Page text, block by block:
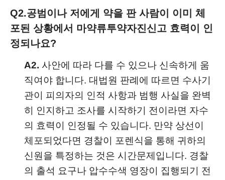
Q2.공범이나 저에게 약을 판 사람이 이미 체
포된 상황에서 마약류투약자진신고 효력이 인
정되나요?
A2. 사안에 따라 다를 수 있으나 신속하게 움
직여야 합니다. 대법원 판례에 따르면 수사기
관이 피의자의 인적 사항과 범행 사실을 완벽
히 인지하고 조사를 시작하기 전이라면 자수
의 효력이 인정될 수 있습니다. 만약 상선이
체포되었다면 경찰이 포렌식을 통해 귀하의
신원을 특정하는 것은 시간문제입니다. 경찰
의 출석 요구나 압수수색 영장이 집행되기 전